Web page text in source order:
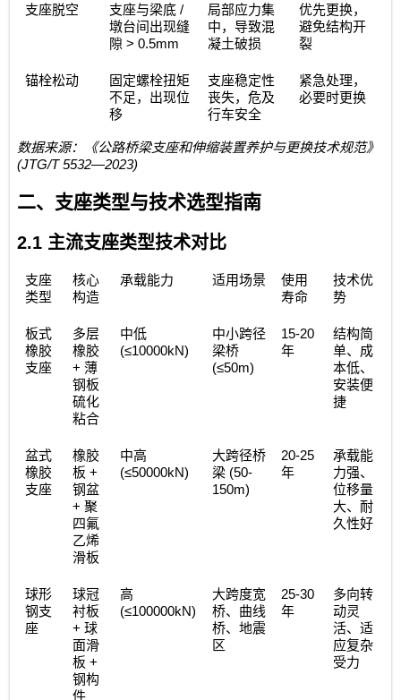
支座脱空 支座与梁底/
墩台间出现缝
隙 > 0.5mm
局部应力集
中，导致混
凝土破损
优先更换，
避免结构开
裂
锚栓松动
固定螺栓扭矩
不足，出现位
移
支座稳定性
丧失，危及
行车安全
紧急处理，
必要时更换
数据来源：《公路桥梁支座和伸缩装置养护与更换技术规范》
(JTG/T 5532—2023)
二、支座类型与技术选型指南
2.1 主流支座类型技术对比
支座
类型
核心
构造
承载能力 适用场景
使用
寿命
技术优
势
板式
橡胶
支座
多层
橡胶
+ 薄
钢板
硫化
粘合
中低
(≤10000kN)
中小跨径
梁桥
(≤50m)
15-20
年
结构简
单、成
本低、
安装便
捷
盆式
橡胶
支座
橡胶
板 +
钢盆
+ 聚
四氟
乙烯
滑板
中高
(≤50000kN)
大跨径桥
梁(50-
150m)
20-25
年
承载能
力强、
位移量
大、耐
久性好
球形
钢支
座
球冠
衬板
+ 球
面滑
板 +
钢构
件
高
(≤100000kN)
大跨度宽
桥、曲线
桥、地震
区
25-30
年
多向转
动灵
活、适
应复杂
受力